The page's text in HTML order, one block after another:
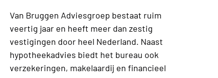
Van Bruggen Adviesgroep bestaat ruim
veertig jaar en heeft meer dan zestig
vestigingen door heel Nederland. Naast
hypotheekadvies biedt het bureau ook
verzekeringen, makelaardij en financieel